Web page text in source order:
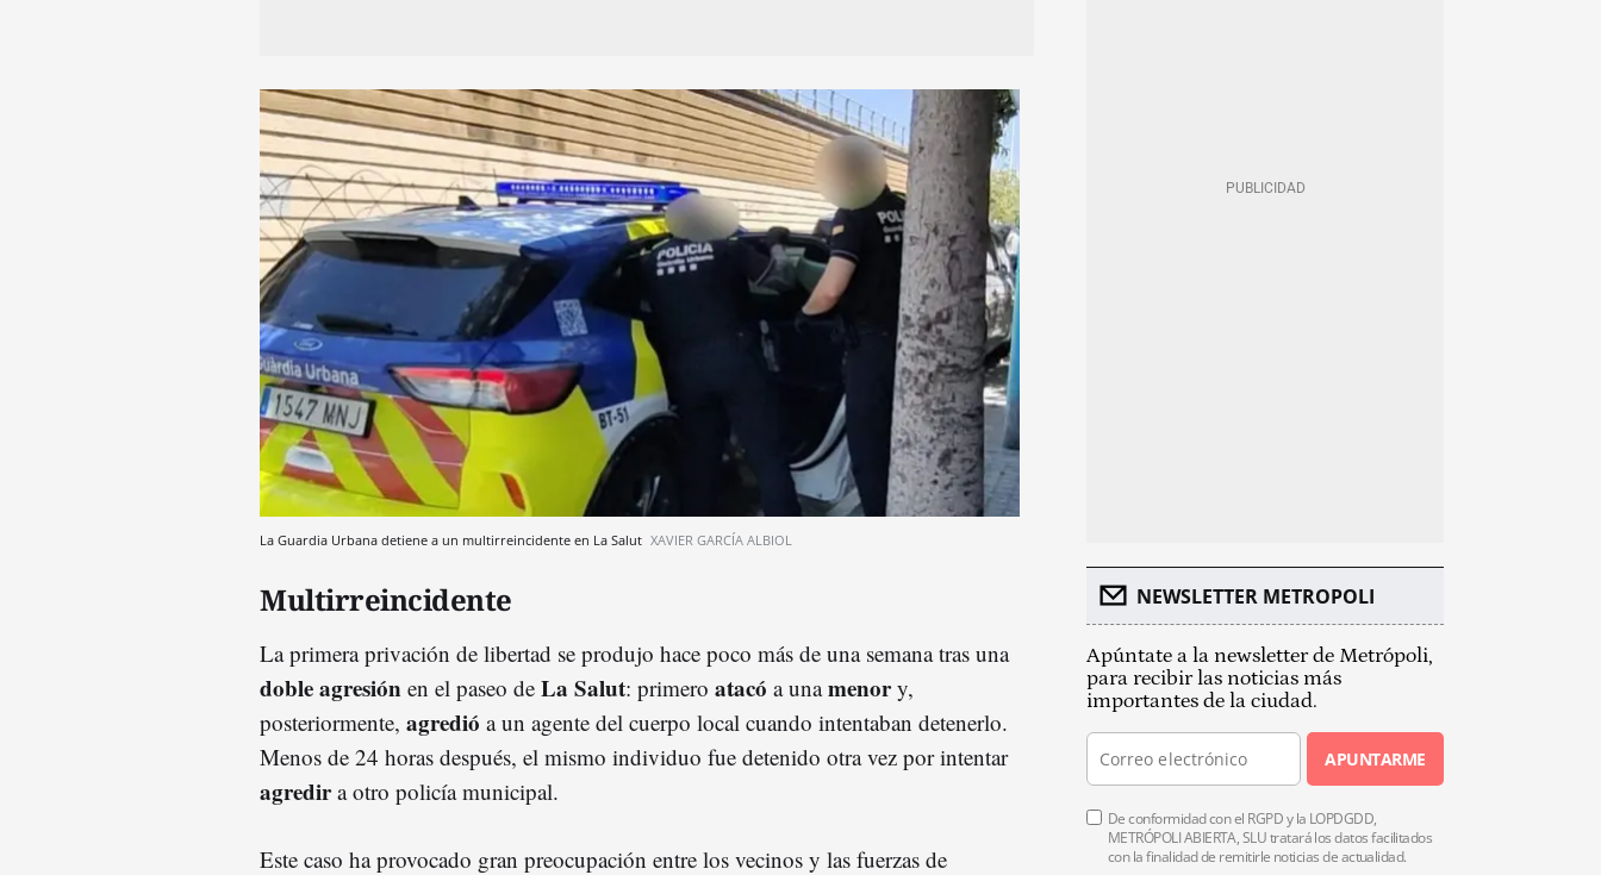
La Guardia Urbana detiene a un multirreincidente en La Salut XAVIER GARCÍA ALBIOL
Multirreincidente
La primera privación de libertad se produjo hace poco más de una semana tras una
doble agresión en el paseo de La Salut: primero atacó a unamenory,
posteriormente, agredió a un agente del cuerpo local cuando intentaban detenerlo.
Menos de 24 horas después, el mismo individuo fue detenido otra vez por intentar
agredira otro policía municipal.
Este caso ha provocado gran preocupación entre los vecinos y las fuerzas de
NEWSLETTER METROPOLI
Apúntate a la newsletter de Metrópoli,
para recibir las noticias más
importantes de la ciudad.
APUNTARME
De conformidad con el RGPD y la LOPDGDD,
METRÓPOLI ABIERTA, SLU tratará los datos facilitados
con la finalidad de remitirle noticias de actualidad.